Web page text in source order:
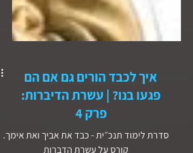
איך לכבד הורים גם אם הם
פגעו בנו? | עשרת הדיברות:
פרק 4